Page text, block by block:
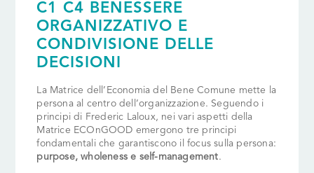
C1 C4 BENESSERE
ORGANIZZATIVO E
CONDIVISIONE DELLE
DECISIONI
La Matrice dell’Economia del Bene Comune mette la
persona al centro dell’organizzazione. Seguendo i
principi di Frederic Laloux, nei vari aspetti della
Matrice ECOnGOOD emergono tre principi
fondamentali che garantiscono il focus sulla persona:
purpose, wholeness e self-management.